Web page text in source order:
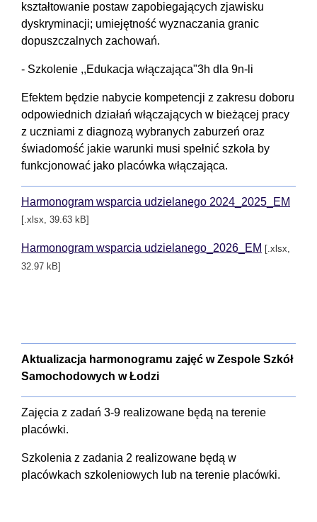
kształtowanie postaw zapobiegających zjawisku
dyskryminacji; umiejętność wyznaczania granic
dopuszczalnych zachowań.
- Szkolenie ,,Edukacja włączająca"3h dla 9n-li
Efektem będzie nabycie kompetencji z zakresu doboru
odpowiednich działań włączających w bieżącej pracy
z uczniami z diagnozą wybranych zaburzeń oraz
świadomość jakie warunki musi spełnić szkoła by
funkcjonować jako placówka włączająca.
Harmonogram wsparcia udzielanego 2024_2025_EM
[.xlsx, 39.63 kB]
Harmonogram wsparcia udzielanego_2026_EM [.xlsx,
32.97 kB]
Aktualizacja harmonogramu zajęć w Zespole Szkół
Samochodowych w Łodzi
Zajęcia z zadań 3-9 realizowane będą na terenie
placówki.
Szkolenia z zadania 2 realizowane będą w
placówkach szkoleniowych lub na terenie placówki.